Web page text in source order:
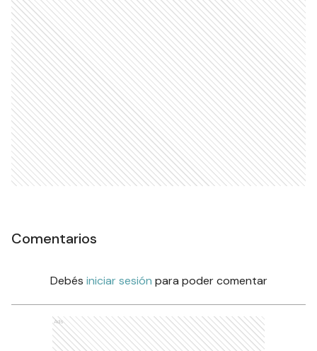
Comentarios
Debés iniciar sesión para poder comentar
Ads